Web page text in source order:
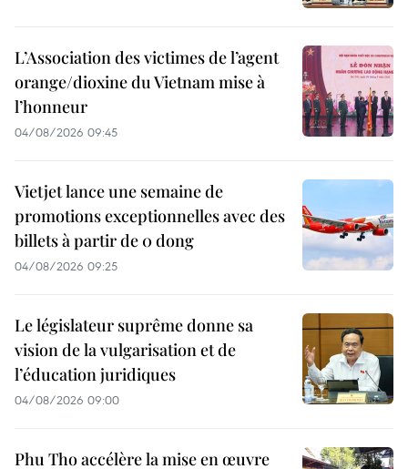
L’Association des victimes de l’agent
orange/dioxine du Vietnam mise à
l’honneur
04/08/2026 09:45
Vietjet lance une semaine de
promotions exceptionnelles avec des
billets à partir de 0 dong
04/08/2026 09:25
Le législateur suprême donne sa
vision de la vulgarisation et de
l’éducation juridiques
04/08/2026 09:00
Phu Tho accélère la mise en œuvre